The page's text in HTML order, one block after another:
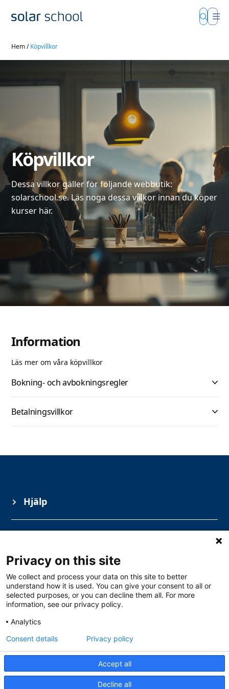
Hem/Köpvillkor
Köpvillkor
Dessa villkor gäller för följande webbutik:
solarschool.se. Läs noga dessa villkor innan du köper
kurser här.
Information
Läs mer om våra köpvillkor
Bokning- och avbokningsregler
Betalningsvillkor
Hjälp
Ämnesområden
Gullbergs Strandgata 15, Göteborg
Privacy on this site
We collect and process your data on this site to better
understand how it is used. You can give your consent to all or
selected purposes, or you can decline them all. For more
information, see our privacy policy.
Analytics
Accept all
Decline all
Consent details Privacy policy